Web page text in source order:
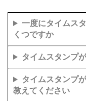
一度にタイムス
くつですか
タイムスタンプ
タイムスタンプ
教えてください